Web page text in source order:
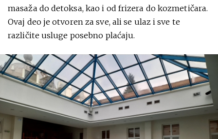
masaža do detoksa, kao i od frizera do kozmetičara.
Ovaj deo je otvoren za sve, ali se ulaz i sve te
različite usluge posebno plaćaju.